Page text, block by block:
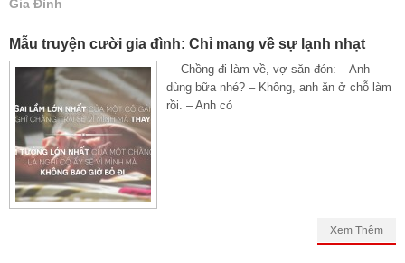
Gia Đình
Mẫu truyện cười gia đình: Chỉ mang về sự lạnh nhạt
Chồng đi làm về, vợ săn đón: – Anh
dùng bữa nhé? – Không, anh ăn ở chỗ làm
rồi. – Anh có
Xem Thêm